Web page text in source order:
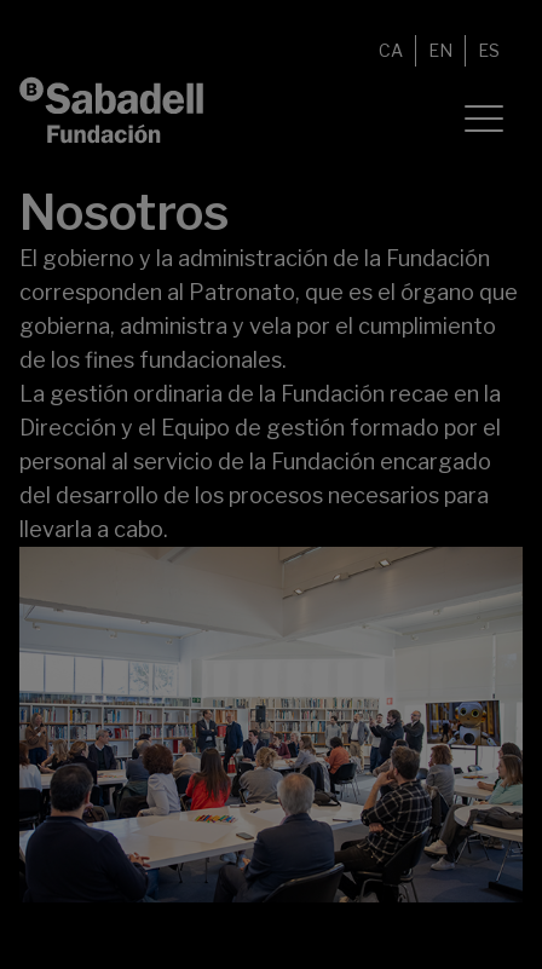
CA EN ES
Nosotros
El gobierno y la administración de la Fundación
corresponden al Patronato, que es el órgano que
gobierna, administra y vela por el cumplimiento
de los fines fundacionales.
La gestión ordinaria de la Fundación recae en la
Dirección y el Equipo de gestión formado por el
personal al servicio de la Fundación encargado
del desarrollo de los procesos necesarios para
llevarla a cabo.